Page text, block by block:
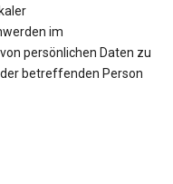
im
persönlichen Daten zu
betreffenden Person